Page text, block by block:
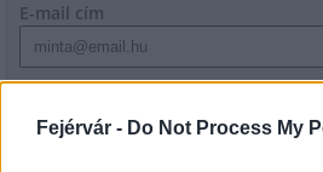
Fejérvár - Do Not Process My
E-mail cím
szabályzatot!